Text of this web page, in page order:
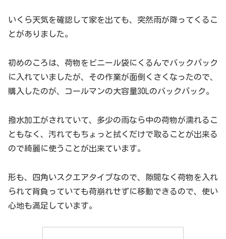
いくら天気を確認して家を出ても、突然雨が降ってくるこ
とがありました。
初めのころは、荷物をビニール袋にくるんでバックパック
に入れていましたが、その作業が面倒くさくなったので、
購入したのが、コールマンの大容量30Lのバックパック。
撥水加工がされていて、多少の雨なら中の荷物が濡れるこ
ともなく、汚れてもちょっと拭くだけで取ることが出来る
ので綺麗に使うことが出来ています。
形も、四角いスクエアタイプなので、隙間なく荷物を入れ
られて背負っていても荷崩れせずに移動できるので、使い
心地も満足しています。